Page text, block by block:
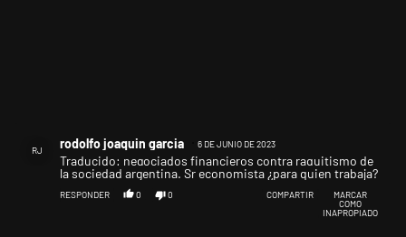
RJ rodolfo joaquin garcia 6 DE JUNIO DE 2023
Traducido: negociados financieros contra raquitismo de
la sociedad argentina. Sr economista ¿para quien trabaja?
RESPONDER 0 0 COMPARTIR
MARCAR
COMO
INAPROPIADO